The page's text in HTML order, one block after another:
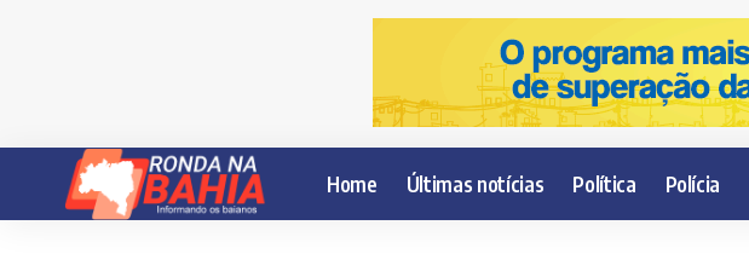
Home Últimas notícias Política Polícia